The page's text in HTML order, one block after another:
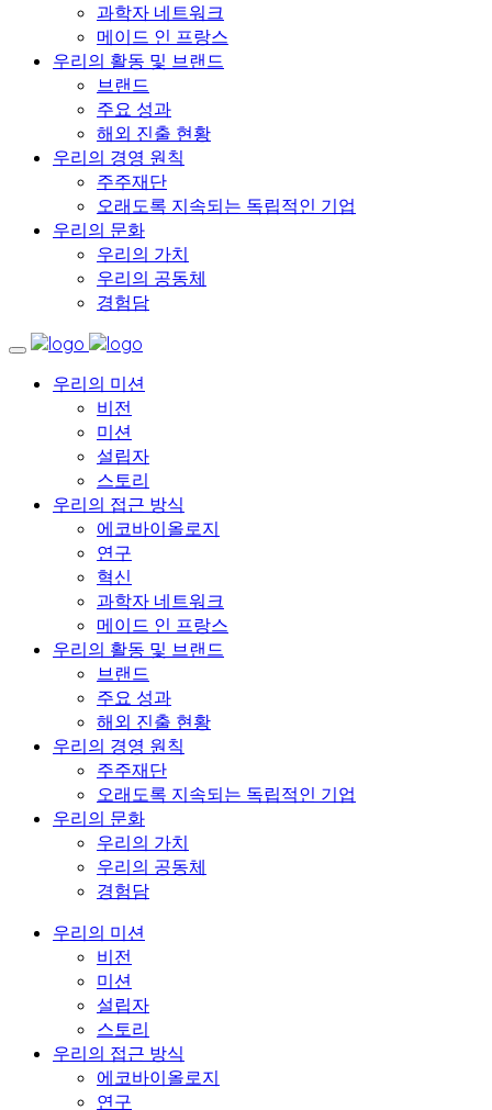
과학자 네트워크
메이드 인 프랑스
우리의 활동 및 브랜드
브랜드
주요 성과
해외 진출 현황
우리의 경영 원칙
주주재단
오래도록 지속되는 독립적인 기업
우리의 문화
우리의 가치
우리의 공동체
경험담
우리의 미션
비전
미션
설립자
스토리
우리의 접근 방식
에코바이올로지
연구
혁신
과학자 네트워크
메이드 인 프랑스
우리의 활동 및 브랜드
브랜드
주요 성과
해외 진출 현황
우리의 경영 원칙
주주재단
오래도록 지속되는 독립적인 기업
우리의 문화
우리의 가치
우리의 공동체
경험담
우리의 미션
비전
미션
설립자
스토리
우리의 접근 방식
에코바이올로지
연구